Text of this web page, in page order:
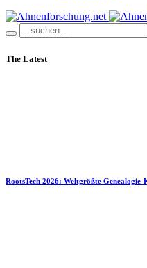
The Latest
RootsTech 2026: Weltgrößte